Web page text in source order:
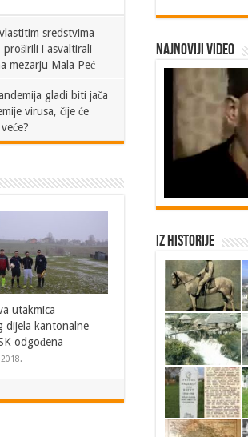
sredstvima
i asvaltirali
mezarju Mala Peć
popravili, proširili i
Peć
gladi biti jača
virusa, čije će
utakmica
dijela kantonalne
odgođena
Najnoviji video
Iz historije